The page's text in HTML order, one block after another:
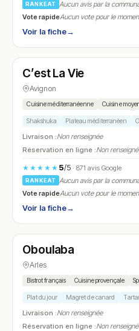
RANKEAT
Aucun avis par la
Vote rapideAucun vote pour le
Voir la fiche→
N° 7
C’est La Vie
Avignon
Cuisine méditerranéenne Cuisine
Shakshuka Plateau méditerranéen
Livraison :Non renseignée
Réservation en ligne :Non
★★★★★ 5/5· 871 avis Google
RANKEAT
Aucun avis par la
Vote rapideAucun vote pour le
Voir la fiche→
N° 8
Oboulaba
Arles
Bistrot français Cuisine provençale
Plat du jour Magret de canard
Livraison :Non renseignée
Réservation en ligne :Non